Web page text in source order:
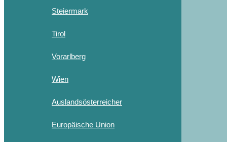
Steiermark
Tirol
Vorarlberg
Wien
Auslandsösterreicher
Europäische Union